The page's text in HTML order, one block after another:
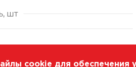
шт
cookie для обеспечения